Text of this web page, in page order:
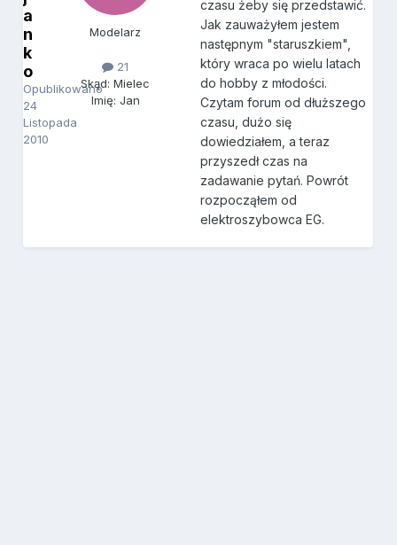
a
n
k
o
Opublikowano
24
Listopada
2010
Modelarz
21
Skąd: Mielec
Imię: Jan
czasu żeby się przedstawić.
Jak zauważyłem jestem
następnym "staruszkiem",
który wraca po wielu latach
do hobby z młodości.
Czytam forum od dłuższego
czasu, dużo się
dowiedziałem, a teraz
przyszedł czas na
zadawanie pytań. Powrót
rozpocząłem od
elektroszybowca EG.